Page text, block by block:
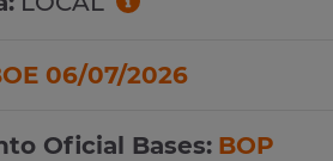
06/07/2026
Oficial Bases: BOP